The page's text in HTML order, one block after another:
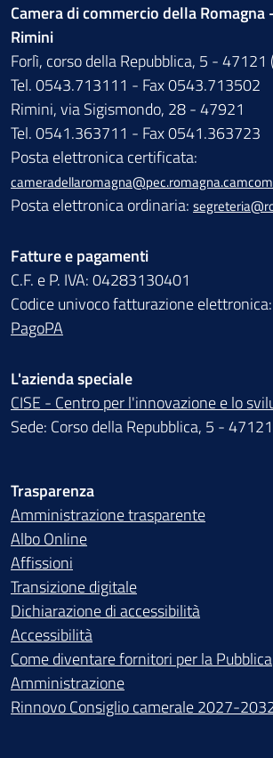
Camera di commercio della Romagna
Rimini
Forlì, corso della Repubblica, 5 - 47121
Tel. 0543.713111 - Fax 0543.713502
Rimini, via Sigismondo, 28 - 47921
Tel. 0541.363711 - Fax 0541.363723
Posta elettronica certificata:
Posta elettronica ordinaria:
Fatture e pagamenti
C.F. e P. IVA: 04283130401
Codice univoco fatturazione
PagoPA
L'azienda speciale
CISE - Centro per l'innovazione e lo
Sede: Corso della Repubblica, 5 -
Trasparenza
Amministrazione trasparente
Albo Online
Affissioni
Transizione digitale
Dichiarazione di accessibilità
Accessibilità
Come diventare fornitori per la Pubblica
Amministrazione
Rinnovo Consiglio camerale 2027-